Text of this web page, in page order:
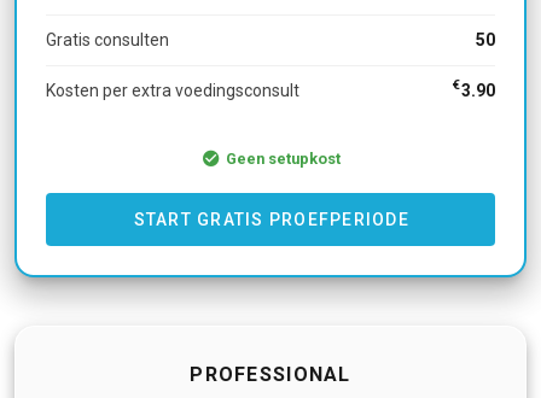
Gratis consulten 50
Kosten per extra voedingsconsult €3.90
Geen setupkost
START GRATIS PROEFPERIODE
PROFESSIONAL